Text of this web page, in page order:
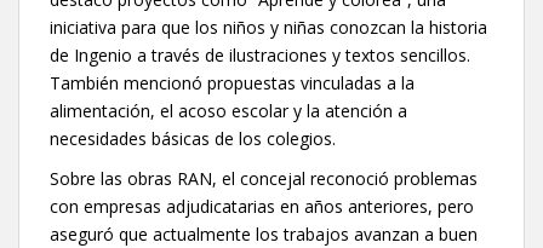
iniciativa para que los niños y niñas conozcan la historia
de Ingenio a través de ilustraciones y textos sencillos.
También mencionó propuestas vinculadas a la
alimentación, el acoso escolar y la atención a
necesidades básicas de los colegios.
Sobre las obras RAN, el concejal reconoció problemas
con empresas adjudicatarias en años anteriores, pero
aseguró que actualmente los trabajos avanzan a buen